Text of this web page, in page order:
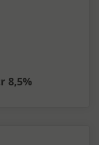
8,5%